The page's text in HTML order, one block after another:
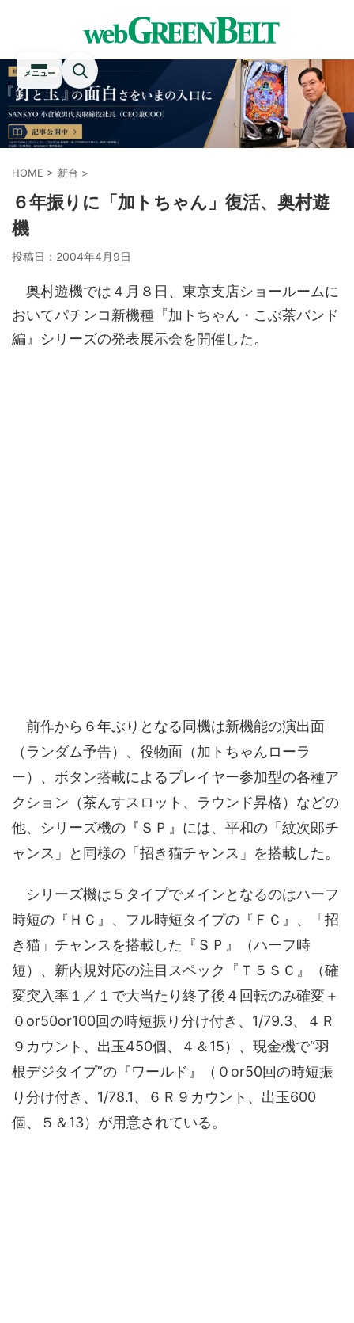
メニュー
HOME > 新台 >
６年振りに「加トちゃん」復活、奥村遊
機
投稿日： 2004年4月9日
奥村遊機では４月８日、東京支店ショールームに
おいてパチンコ新機種『加トちゃん・こぶ茶バンド
編』シリーズの発表展示会を開催した。
前作から６年ぶりとなる同機は新機能の演出面
（ランダム予告）、役物面（加トちゃんローラ
ー）、ボタン搭載によるプレイヤー参加型の各種ア
クション（茶んすスロット、ラウンド昇格）などの
他、シリーズ機の『ＳＰ』には、平和の「紋次郎チ
ャンス」と同様の「招き猫チャンス」を搭載した。
シリーズ機は５タイプでメインとなるのはハーフ
時短の『ＨＣ』、フル時短タイプの『ＦＣ』、「招
き猫」チャンスを搭載した『ＳＰ』（ハーフ時
短）、新内規対応の注目スペック『Ｔ５ＳＣ』（確
変突入率１／１で大当たり終了後４回転のみ確変＋
０or50or100回の時短振り分け付き、1/79.3、４Ｒ
９カウント、出玉450個、４＆15）、現金機で“羽
根デジタイプ”の『ワールド』（０or50回の時短振
り分け付き、1/78.1、６Ｒ９カウント、出玉600
個、５＆13）が用意されている。